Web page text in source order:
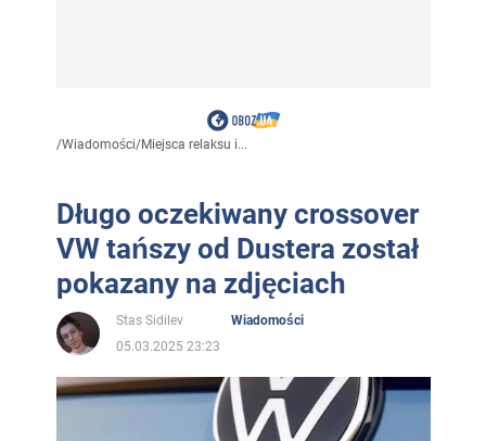
/Wiadomości/Miejsca relaksu i...
Długo oczekiwany crossover
VW tańszy od Dustera został
pokazany na zdjęciach
Stas Sidilev
Wiadomości
05.03.2025 23:23